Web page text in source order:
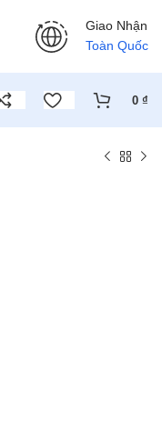
Giao Nhận
Toàn Quốc
0 ₫